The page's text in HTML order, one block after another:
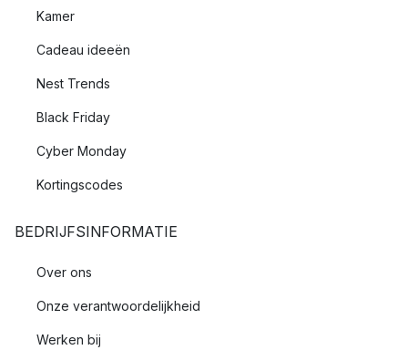
Kamer
Cadeau ideeën
Nest Trends
Black Friday
Cyber Monday
Kortingscodes
BEDRIJFSINFORMATIE
Over ons
Onze verantwoordelijkheid
Werken bij